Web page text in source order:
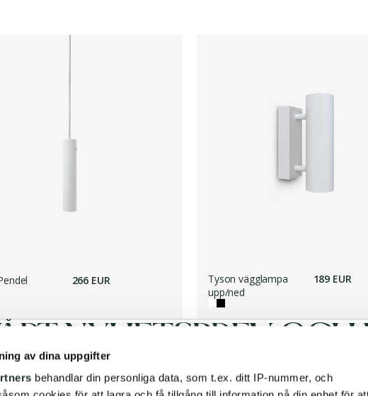
av dina uppgifter
behandlar din personliga data, som t.ex. ditt IP-nummer, och
266 EUR
Tyson vägglampa
upp/ned
189 EUR
NYHETSBREV OCH